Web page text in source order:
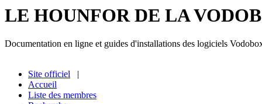
LE HOUNFOR DE LA
Documentation en ligne et guides d'installations des logiciels
Site officiel |
Accueil
Liste des membres